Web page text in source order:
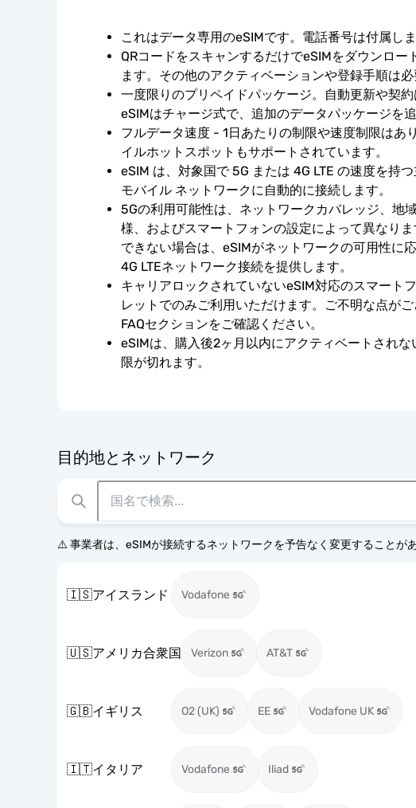
これはデータ専用のeSIMです。電話番号は付属しま
QRコードをスキャンするだけでeSIMをダウンロー
ます。その他のアクティベーションや登録手順は必
一度限りのプリペイドパッケージ。自動更新や契約
eSIMはチャージ式で、追加のデータパッケージを追
フルデータ速度 - 1日あたりの制限や速度制限はあ
イルホットスポットもサポートされています。
eSIM は、対象国で 5G または 4G LTE の速度を持
モバイル ネットワークに自動的に接続します。
5Gの利用可能性は、ネットワークカバレッジ、地
様、およびスマートフォンの設定によって異なり
できない場合は、eSIMがネットワークの可用性に
4G LTEネットワーク接続を提供します。
キャリアロックされていないeSIM対応のスマート
レットでのみご利用いただけます。ご不明な点がご
FAQセクションをご確認ください。
eSIMは、購入後2ヶ月以内にアクティベートされな
限が切れます。
目的地とネットワーク
⚠️ 事業者は、eSIMが接続するネットワークを予告なく変更することがあ
🇮🇸アイスランド Vodafone
🇺🇸アメリカ合衆国 Verizon AT&T
🇬🇧イギリス O2 (UK) EE Vodafone UK
🇮🇹イタリア Vodafone Iliad